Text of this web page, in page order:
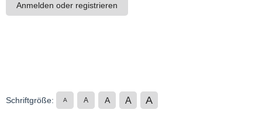
Anmelden oder registrieren
Schriftgröße: A A A A A